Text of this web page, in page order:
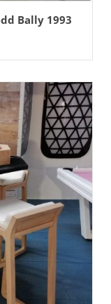
Bally 1993